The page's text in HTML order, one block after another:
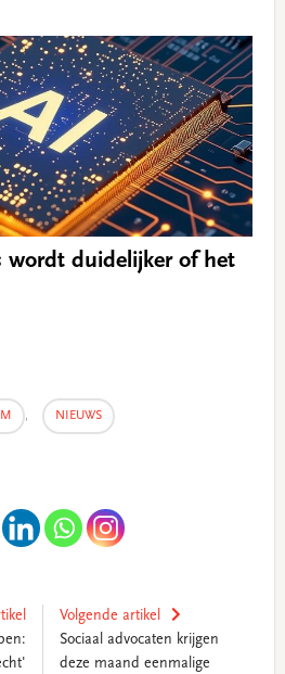
wordt duidelijker of het
, NIEUWS
Volgende artikel
Sociaal advocaten krijgen
deze maand eenmalige